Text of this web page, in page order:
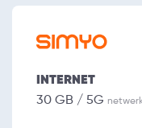
INTERNET
30 GB / 5G